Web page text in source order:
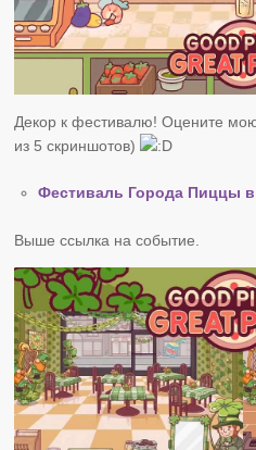
Декор к фестивалю! Оцените
из 5 скриншотов)
Фестиваль Города Пиццы
Выше ссылка на событие.